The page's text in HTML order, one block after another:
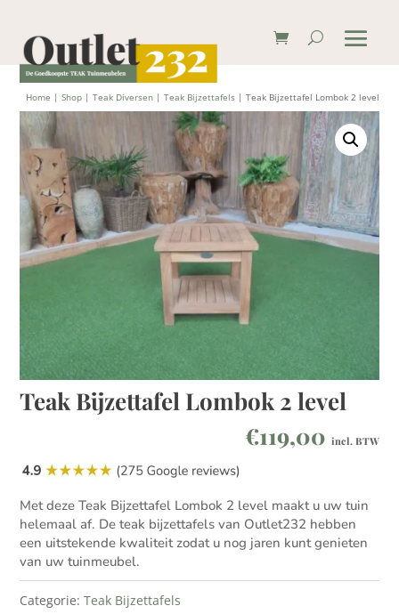
Home | Shop| Teak Diversen| Teak Bijzettafels| Teak Bijzettafel Lombok 2 level
Teak Bijzettafel Lombok 2 level
€119,00 incl. BTW
Met deze Teak Bijzettafel Lombok 2 level maakt u uw tuin
helemaal af. De teak bijzettafels van Outlet232 hebben
een uitstekende kwaliteit zodat u nog jaren kunt genieten
van uw tuinmeubel.
Categorie:Teak Bijzettafels